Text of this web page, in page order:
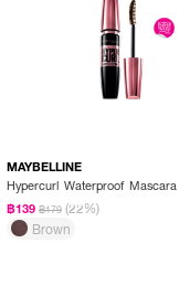
MAYBELLINE
Hypercurl Waterproof Mascara
฿139 ฿179 (22%)
Brown